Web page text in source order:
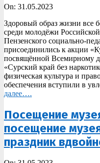
2023-
31
On: 31.05.2023
Здоровый образ жизни все
среди молодёжи
Пензенского социально-
присоединились к акции
посвящённой Всемирному
«Сурский край без
физическая культура и
обеспечения вступили в
далее….
Посещение
посещение
праздник